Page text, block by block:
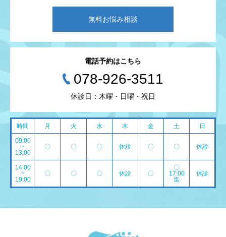
無料お悩み相談
電話予約はこちら
078-926-3511
休診日：木曜・日曜・祝日
時間 月 火 水 木 金 土 日
09:00
~
13:00
〇 〇 〇 休診 〇 〇 休診
14:00
~
19:00
〇 〇 〇 休診 〇
〇
17:00
迄
休診